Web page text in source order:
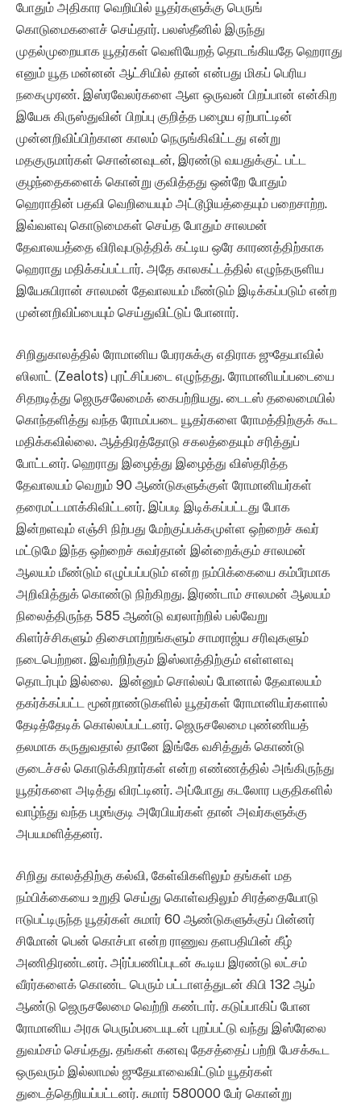
போதும் அதிகார வெறியில் யூதர்களுக்கு பெருங்
கொடுமைகளைச் செய்தார். பலஸ்தீனில் இருந்து
முதல்முறையாக யூதர்கள் வெளியேறத் தொடங்கியதே ஹெராது
எனும் யூத மன்னன் ஆட்சியில் தான் என்பது மிகப் பெரிய
நகைமுரண். இஸ்ரவேலர்களை ஆள ஒருவன் பிறப்பான் என்கிற
இயேசு கிருஸ்துவின் பிறப்பு குறித்த பழைய ஏற்பாட்டின்
முன்னறிவிப்பிற்கான காலம் நெருங்கிவிட்டது என்று
மதகுருமார்கள் சொன்னவுடன், இரண்டு வயதுக்குட் பட்ட
குழந்தைகளைக் கொன்று குவித்தது ஒன்றே போதும்
ஹெராதின் பதவி வெறியையும் அட்டூழியத்தையும் பறைசாற்ற.
இவ்வளவு கொடுமைகள் செய்த போதும் சாலமன்
தேவாலயத்தை விரிவுபடுத்திக் கட்டிய ஒரே காரணத்திற்காக
ஹெராது மதிக்கப்பட்டார். அதே காலகட்டத்தில் எழுந்தருளிய
இயேசுபிரான் சாலமன் தேவாலயம் மீண்டும் இடிக்கப்படும் என்ற
முன்னறிவிப்பையும் செய்துவிட்டுப் போனார்.
சிறிதுகாலத்தில் ரோமானிய பேரரசுக்கு எதிராக ஜுதேயாவில்
ஸிலாட் (Zealots) புரட்சிப்படை எழுந்தது. ரோமானியப்படையை
சிதறடித்து ஜெருசலேமைக் கைபற்றியது. டைடஸ் தலைமையில்
கொந்தளித்து வந்த ரோமப்படை யூதர்களை ரோமத்திற்குக் கூட
மதிக்கவில்லை. ஆத்திரத்தோடு சகலத்தையும் சரித்துப்
போட்டனர். ஹெராது இழைத்து இழைத்து விஸ்தரித்த
தேவாலயம் வெறும் 90 ஆண்டுகளுக்குள் ரோமானியர்கள்
தரைமட்டமாக்கிவிட்டனர். இப்படி இடிக்கப்பட்டது போக
இன்றளவும் எஞ்சி நிற்பது மேற்குப்பக்கமுள்ள ஒற்றைச் சுவர்
மட்டுமே இந்த ஒற்றைச் சுவர்தான் இன்றைக்கும் சாலமன்
ஆலயம் மீண்டும் எழுப்பப்படும் என்ற நம்பிக்கையை கம்பீரமாக
அறிவித்துக் கொண்டு நிற்கிறது. இரண்டாம் சாலமன் ஆலயம்
நிலைத்திருந்த 585 ஆண்டு வரலாற்றில் பல்வேறு
கிளர்ச்சிகளும் திசைமாற்றங்களும் சாமராஜ்ய சரிவுகளும்
நடைபெற்றன. இவற்றிற்கும் இஸ்லாத்திற்கும் எள்ளளவு
தொடர்பும் இல்லை. இன்னும் சொல்லப் போனால் தேவாலயம்
தகர்க்கப்பட்ட மூன்றாண்டுகளில் யூதர்கள் ரோமானியர்களால்
தேடித்தேடிக் கொல்லப்பட்டனர். ஜெருசலேமை புண்ணியத்
தலமாக கருதுவதால் தானே இங்கே வசித்துக் கொண்டு
குடைச்சல் கொடுக்கிறார்கள் என்ற எண்ணத்தில் அங்கிருந்து
யூதர்களை அடித்து விரட்டினர். அப்போது கடலோர பகுதிகளில்
வாழ்ந்து வந்த பழங்குடி அரேபியர்கள் தான் அவர்களுக்கு
அபயமளித்தனர்.
சிறிது காலத்திற்கு கல்வி, கேள்விகளிலும் தங்கள் மத
நம்பிக்கையை உறுதி செய்து கொள்வதிலும் சிரத்தையோடு
ஈடுபட்டிருந்த யூதர்கள் சுமார் 60 ஆண்டுகளுக்குப் பின்னர்
சிமோன் பென் கொச்பா என்ற ராணுவ தளபதியின் கீழ்
அணிதிரண்டனர். அர்ப்பணிப்புடன் கூடிய இரண்டு லட்சம்
வீரர்களைக் கொண்ட பெரும் பட்டாளத்துடன் கிபி 132 ஆம்
ஆண்டு ஜெருசலேமை வெற்றி கண்டார். கடுப்பாகிப் போன
ரோமானிய அரசு பெரும்படையுடன் புறப்பட்டு வந்து இஸ்ரேலை
துவம்சம் செய்தது. தங்கள் கனவு தேசத்தைப் பற்றி பேசக்கூட
ஒருவரும் இல்லாமல் ஜுதேயாவைவிட்டும் யூதர்கள்
துடைத்தெறியப்பட்டனர். சுமார் 580000 பேர் கொன்று